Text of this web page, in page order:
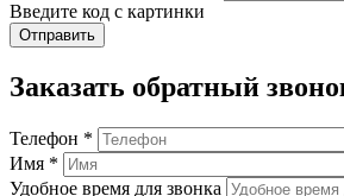
Введите код с картинки
Заказать обратный
Телефон *
Имя *
Удобное время для звонка